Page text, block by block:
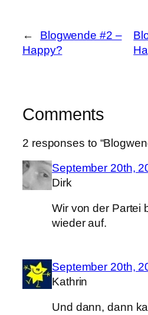
←
Blogwende #2 –
Happy?
Comments
2 responses to
September 20th,
Dirk
Wir von der Partei
wieder auf.
September 20th,
Kathrin
Und dann, dann